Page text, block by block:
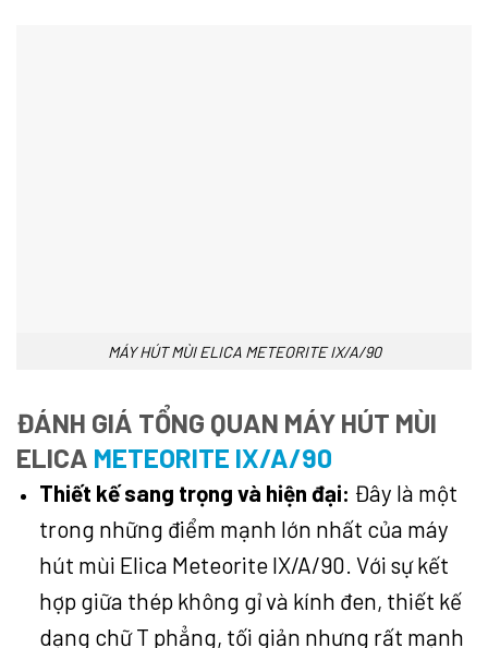
MÁY HÚT MÙI ELICA METEORITE IX/A/90
ĐÁNH GIÁ TỔNG QUAN MÁY HÚT MÙI
ELICA METEORITE IX/A/90
Thiết kế sang trọng và hiện đại: Đây là một
trong những điểm mạnh lớn nhất của máy
hút mùi Elica Meteorite IX/A/90. Với sự kết
hợp giữa thép không gỉ và kính đen, thiết kế
dạng chữ T phẳng, tối giản nhưng rất mạnh